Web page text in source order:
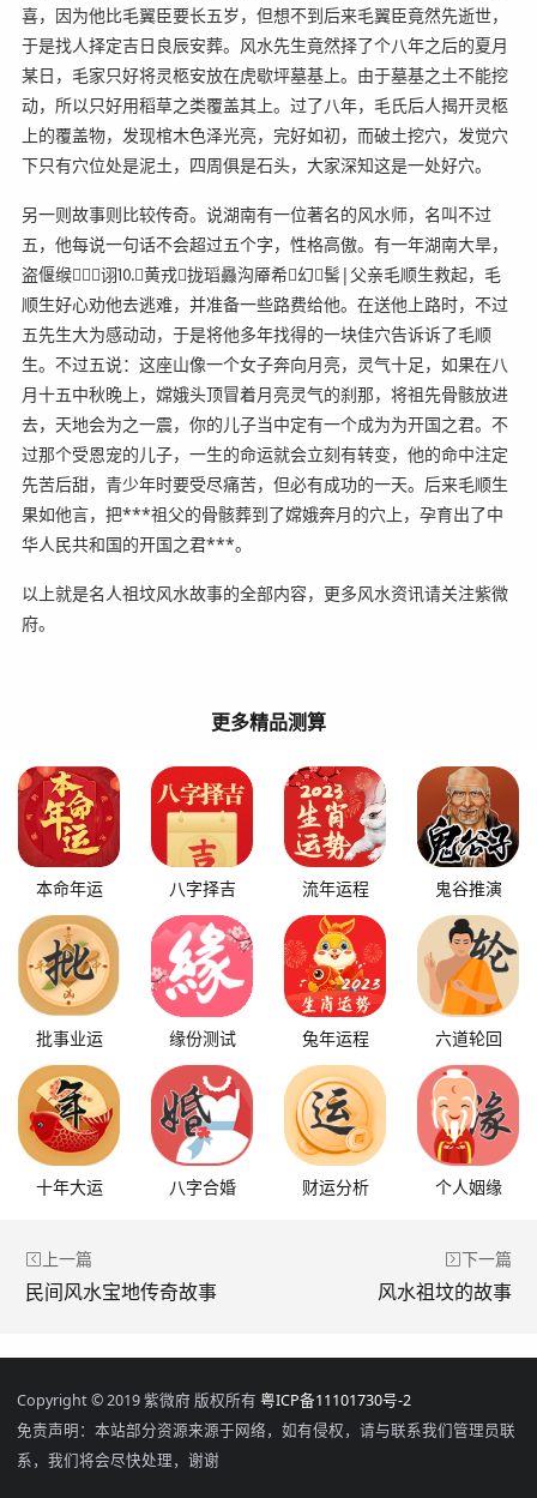
喜，因为他比毛翼臣要长五岁，但想不到后来毛翼臣竟然先逝世，
于是找人择定吉日良辰安葬。风水先生竟然择了个八年之后的夏月
某日，毛家只好将灵柩安放在虎歇坪墓基上。由于墓基之土不能挖
动，所以只好用稻草之类覆盖其上。过了八年，毛氏后人揭开灵柩
上的覆盖物，发现棺木色泽光亮，完好如初，而破土挖穴，发觉穴
下只有穴位处是泥土，四周俱是石头，大家深知这是一处好穴。
另一则故事则比较传奇。说湖南有一位著名的风水师，名叫不过
五，他每说一句话不会超过五个字，性格高傲。有一年湖南大旱，
盗偃缑诩⒑黄戎拢瑫灥沟厣希幻髺|父亲毛顺生救起，毛
顺生好心劝他去逃难，并准备一些路费给他。在送他上路时，不过
五先生大为感动动，于是将他多年找得的一块佳穴告诉诉了毛顺
生。不过五说：这座山像一个女子奔向月亮，灵气十足，如果在八
月十五中秋晚上，嫦娥头顶冒着月亮灵气的刹那，将祖先骨骸放进
去，天地会为之一震，你的儿子当中定有一个成为为开国之君。不
过那个受恩宠的儿子，一生的命运就会立刻有转变，他的命中注定
先苦后甜，青少年时要受尽痛苦，但必有成功的一天。后来毛顺生
果如他言，把***祖父的骨骸葬到了嫦娥奔月的穴上，孕育出了中
华人民共和国的开国之君***。
以上就是名人祖坟风水故事的全部内容，更多风水资讯请关注紫微
府。
更多精品测算
本命年运 八字择吉 流年运程 鬼谷推演
批事业运 缘份测试 兔年运程 六道轮回
十年大运 八字合婚 财运分析 个人姻缘
上一篇
民间风水宝地传奇故事
下一篇
风水祖坟的故事
Copyright © 2019 紫微府 版权所有 粤ICP备11101730号-2
免责声明：本站部分资源来源于网络，如有侵权，请与联系我们管理员联
系，我们将会尽快处理，谢谢